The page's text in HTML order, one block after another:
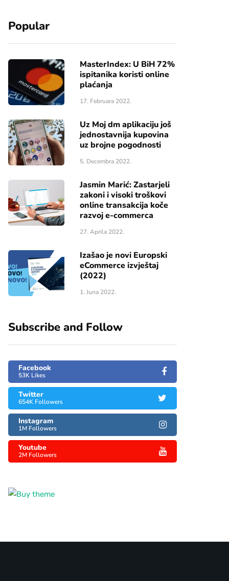
Popular
MasterIndex: U BiH 72%
ispitanika koristi online
plaćanja
17. Februara 2022.
Uz Moj dm aplikaciju još
jednostavnija kupovina
uz brojne pogodnosti
5. Decembra 2022.
Jasmin Marić: Zastarjeli
zakoni i visoki troškovi
online transakcija koče
razvoj e-commerca
27. Aprila 2022.
Izašao je novi Europski
eCommerce izvještaj
(2022)
1. Juna 2022.
Subscribe and Follow
Facebook
53K Likes
Twitter
654K Followers
Instagram
1M Followers
Youtube
2M Followers